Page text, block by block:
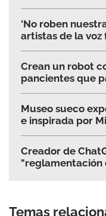
'No roben
artistas de la voz
Crean un robot
pancientes que
Museo sueco
e inspirada por
Creador de
"reglamentación
Temas